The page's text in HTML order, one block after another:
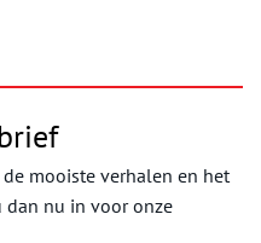
mooiste verhalen en het
dan nu in voor onze